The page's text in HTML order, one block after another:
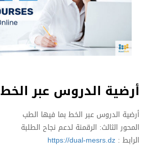
أرضية الدروس عبر الخط
أرضية الدروس عبر الخط بما فيها الطب
المحور الثالث: الرقمنة لدعم نجاح الطلبة
الرابط : https://dual-mesrs.dz